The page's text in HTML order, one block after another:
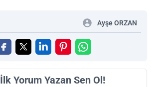
Ayşe ORZAN
İlk Yorum Yazan Sen Ol!